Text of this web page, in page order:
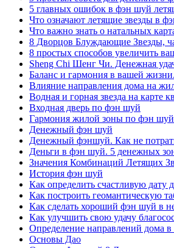
5 главных ошибок в фэн шуй
Что означают летящие звезды в
Что важно знать о натальных
8 Дворцов Блуждающие Звезды,
8 простых способов увеличить
Sheng Chi Шенг Чи. Денежная
Баланс и гармония в вашей
Влияние направления дома на
Водная и горная звезда на карте
Входная дверь по фэн шуй
Гармония жилой зоны по фэн
Денежный фэн шуй
Денежный фэншуй. Как не
Деньги в фэн шуй. 5 денежных
Значения Комбинаций Летящих
История фэн шуй
Как определить счастливую дату
Как построить геомантическую
Как сделать хороший фэн шуй в
Как улучшить свою удачу
Определение направлений дома
Основы Дао